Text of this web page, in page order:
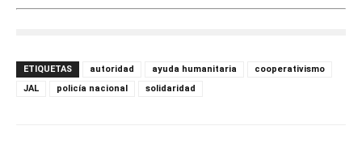
ETIQUETAS autoridad ayuda humanitaria
cooperativismo
JAL
policía nacional solidaridad